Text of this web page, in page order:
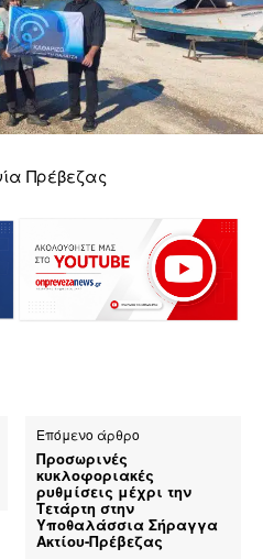
Πρέβεζας
Επόμενο άρθρο
Προσωρινές
κυκλοφοριακές
ρυθμίσεις μέχρι την
Τετάρτη στην
Υποθαλάσσια Σήραγγα
Ακτίου-Πρέβεζας